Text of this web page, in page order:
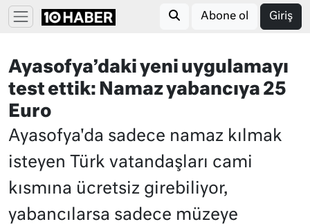
Abone ol Giriş
Ayasofya’daki yeni uygulamayı
test ettik: Namaz yabancıya 25
Euro
Ayasofya'da sadece namaz kılmak
isteyen Türk vatandaşları cami
kısmına ücretsiz girebiliyor,
yabancılarsa sadece müzeye